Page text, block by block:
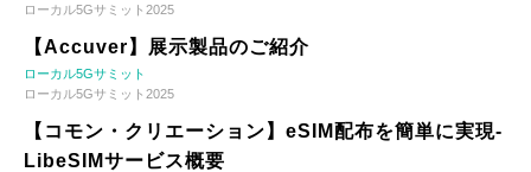
ローカル5Gサミット2025
【Accuver】展示製品のご紹介
ローカル5Gサミット
ローカル5Gサミット2025
【コモン・クリエーション】eSIM配布を簡単に実現-
LibeSIMサービス概要